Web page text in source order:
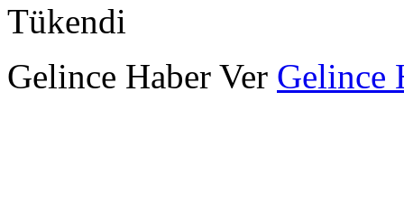
Tükendi
Gelince Haber Ver Gelince